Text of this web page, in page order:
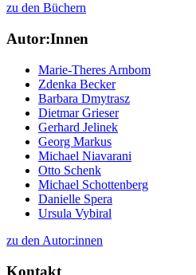
zu den Büchern
Autor:Innen
Marie-Theres Arnbom
Zdenka Becker
Barbara Dmytrasz
Dietmar Grieser
Gerhard Jelinek
Georg Markus
Michael Niavarani
Otto Schenk
Michael Schottenberg
Danielle Spera
Ursula Vybiral
zu den Autor:innen
Kontakt